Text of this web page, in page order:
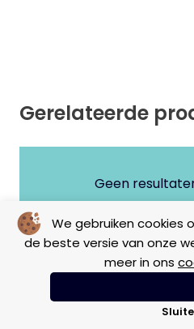
We gebruiken cookies
de beste versie van onze
meer in ons
Gerelateerde
Geen